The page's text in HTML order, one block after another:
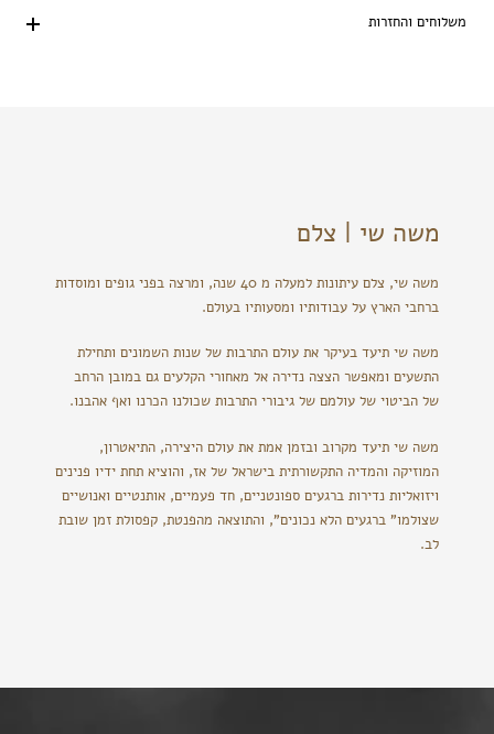
משלוחים והחזרות
משה שי | צלם
משה שי, צלם עיתונות למעלה מ 40 שנה, ומרצה בפני גופים ומוסדות
ברחבי הארץ על עבודותיו ומסעותיו בעולם.
משה שי תיעד בעיקר את עולם התרבות של שנות השמונים ותחילת
התשעים ומאפשר הצצה נדירה אל מאחורי הקלעים גם במובן הרחב
של הביטוי של עולמם של גיבורי התרבות שכולנו הכרנו ואף אהבנו.
משה שי תיעד מקרוב ובזמן אמת את עולם היצירה, התיאטרון,
המוזיקה והמדיה התקשורתית בישראל של אז, והוציא תחת ידיו פנינים
ויזואליות נדירות ברגעים ספונטניים, חד פעמיים, אותנטיים ואנושיים
שצולמו" ברגעים הלא נכונים", והתוצאה מהפנטת, קפסולת זמן שובת
לב.